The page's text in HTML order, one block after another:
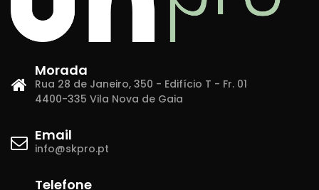
Morada
Rua 28 de Janeiro, 350 - Edifício T - Fr. 01
4400-335 Vila Nova de Gaia
Email
info@skpro.pt
Telefone